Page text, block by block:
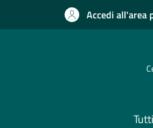
Accedi all'area